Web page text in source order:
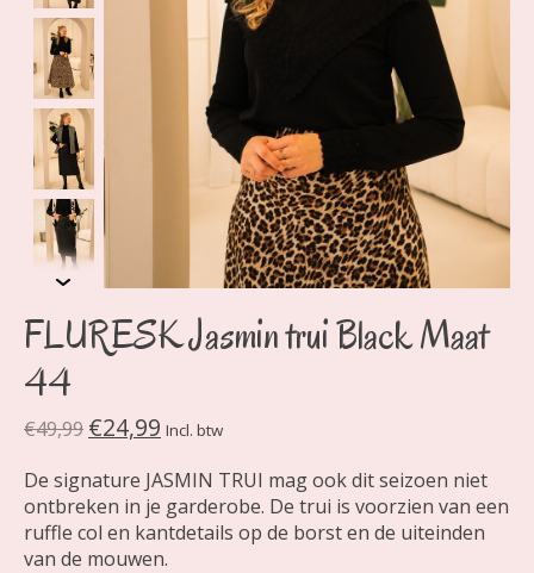
FLURESK Jasmin trui Black Maat
44
€49,99 €24,99 Incl. btw
De signature JASMIN TRUI mag ook dit seizoen niet
ontbreken in je garderobe. De trui is voorzien van een
ruffle col en kantdetails op de borst en de uiteinden
van de mouwen.